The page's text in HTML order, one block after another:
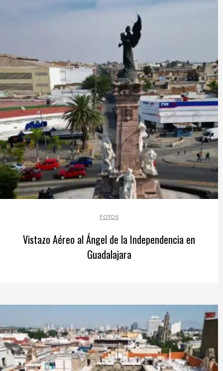
FOTOS
Vistazo Aéreo al Ángel de la Independencia en
Guadalajara